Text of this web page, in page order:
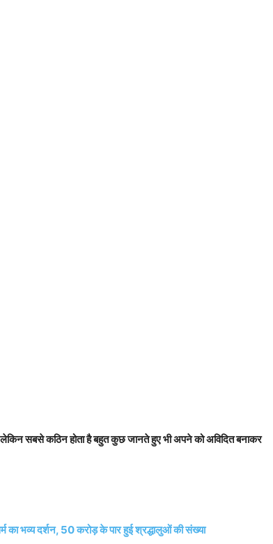
सबसे कठिन होता है बहुत कुछ जानते हुए भी अपने को अविदित बनाकर
भव्य दर्शन, 50 करोड़ के पार हुई श्रद्धालुओं की संख्या